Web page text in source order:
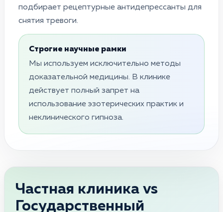
подбирает рецептурные антидепрессанты для
снятия тревоги.
Строгие научные рамки
Мы используем исключительно методы
доказательной медицины. В клинике
действует полный запрет на
использование эзотерических практик и
неклинического гипноза.
Частная клиника vs
Государственный